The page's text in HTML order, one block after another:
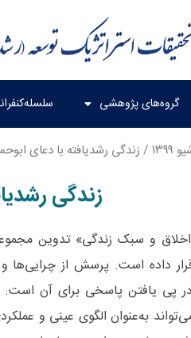
گروه‌های پژوهشی
/ زندگی رشدیافته با دعای
زندگی
و سبک زندگی» تدوین
داده است. پرسش از
پی یافتن پاسخی برای آن
به‌عنوان الگوی عینی و